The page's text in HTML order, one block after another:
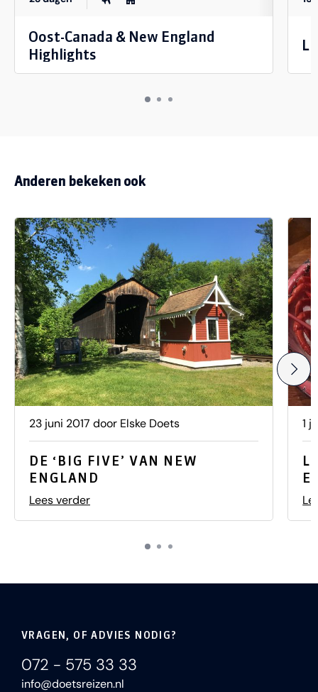
Oost-Canada & New England
Highlights
Anderen bekeken ook
23 juni 2017 door Elske Doets
DE ‘BIG FIVE’ VAN NEW
ENGLAND
Lees verder
1
VRAGEN, OF ADVIES NODIG?
072 - 575 33 33
info@doetsreizen.nl